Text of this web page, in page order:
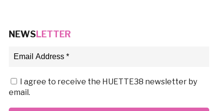
NEWSLETTER
I agree to receive the HUETTE38 newsletter by
email.